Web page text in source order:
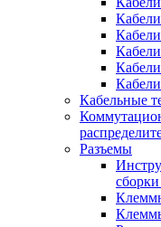
Кабельные
Разъемы